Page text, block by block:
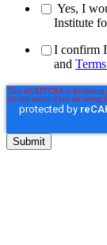
Yes, I
Institute
I confirm I
and